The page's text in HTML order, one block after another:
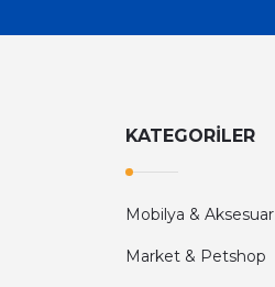
KATEGORİLER
Mobilya & Aksesuar
Market & Petshop